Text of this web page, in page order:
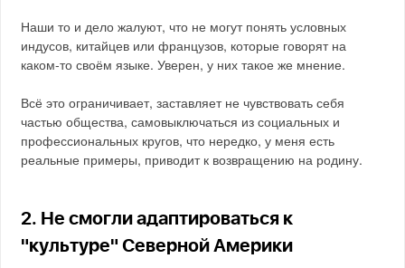
Наши то и дело жалуют, что не могут понять условных
индусов, китайцев или французов, которые говорят на
каком-то своём языке. Уверен, у них такое же мнение.
Всё это ограничивает, заставляет не чувствовать себя
частью общества, самовыключаться из социальных и
профессиональных кругов, что нередко, у меня есть
реальные примеры, приводит к возвращению на родину.
2. Не смогли адаптироваться к
"культуре" Северной Америки